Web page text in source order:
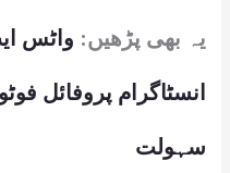
یہ بھی پڑھیں: واٹس
انسٹاگرام پروفائل
سہولت